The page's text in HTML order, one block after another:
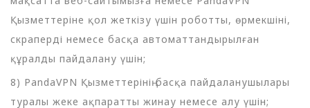
Қызметтеріне қол жеткізу үшін роботты, өрмекшіні,
скраперді немесе басқа автоматтандырылған
құралды пайдалану үшін;
8) PandaVPN Қызметтерінің басқа пайдаланушылары
туралы жеке ақпаратты жинау немесе алу үшін;